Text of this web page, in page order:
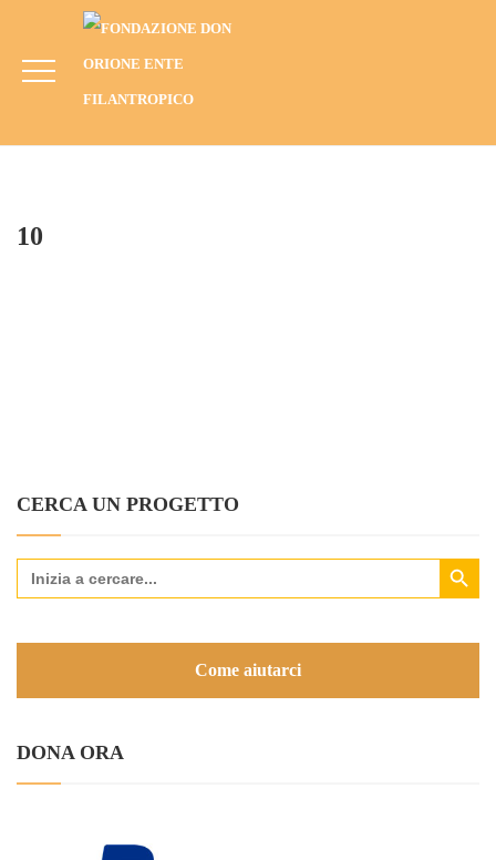
HOME
MADRID, SPAGNA (2016): SOSTEGNO ALL’HOGAR DON ORIONE.
10
CERCA UN PROGETTO
Search
for:
Search Button
Come aiutarci
DONA ORA